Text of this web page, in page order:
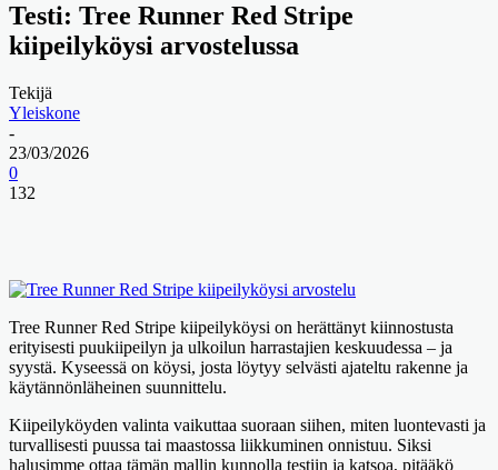
Testi: Tree Runner Red Stripe
kiipeilyköysi arvostelussa
Tekijä
Yleiskone
-
23/03/2026
0
132
Tree Runner Red Stripe kiipeilyköysi on herättänyt kiinnostusta
erityisesti puukiipeilyn ja ulkoilun harrastajien keskuudessa – ja
syystä. Kyseessä on köysi, josta löytyy selvästi ajateltu rakenne ja
käytännönläheinen suunnittelu.
Kiipeilyköyden valinta vaikuttaa suoraan siihen, miten luontevasti ja
turvallisesti puussa tai maastossa liikkuminen onnistuu. Siksi
halusimme ottaa tämän mallin kunnolla testiin ja katsoa, pitääkö